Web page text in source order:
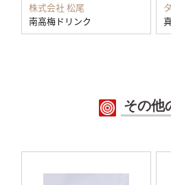
株式会社 松尾
南高梅ドリンク
その他